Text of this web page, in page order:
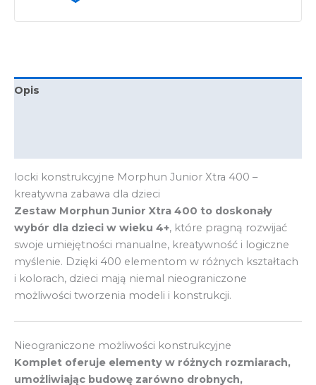
Opis
locki konstrukcyjne Morphun Junior Xtra 400 –
kreatywna zabawa dla dzieci
Zestaw Morphun Junior Xtra 400 to doskonały
wybór dla dzieci w wieku 4+, które pragną rozwijać
swoje umiejętności manualne, kreatywność i logiczne
myślenie. Dzięki 400 elementom w różnych kształtach
i kolorach, dzieci mają niemal nieograniczone
możliwości tworzenia modeli i konstrukcji.
Nieograniczone możliwości konstrukcyjne
Komplet oferuje elementy w różnych rozmiarach,
umożliwiając budowę zarówno drobnych,